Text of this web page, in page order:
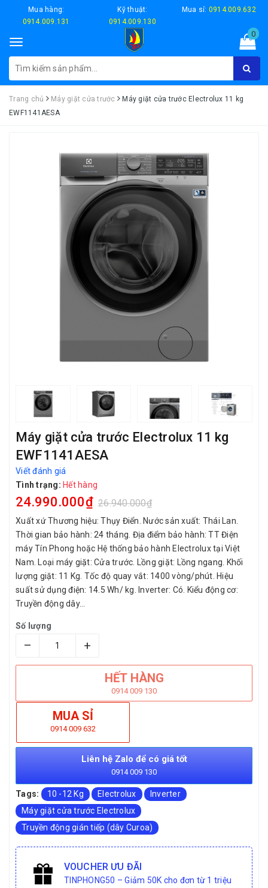
Mua hàng:
0914.009.131
Kỹ thuật:
0914.009.130
Mua sỉ: 0914.009.632
Toggle
navigation
0
Trang chủ Máy giặt cửa trước
Máy giặt cửa trước Electrolux 11 kg
EWF1141AESA
Máy giặt cửa trước Electrolux 11 kg
EWF1141AESA
Viết đánh giá
Tình trạng: Hết hàng
24.990.000₫ 26.940.000₫
Xuất xứ Thương hiệu: Thụy Điển. Nước sản xuất: Thái Lan.
Thời gian bảo hành: 24 tháng. Địa điểm bảo hành: TT Điện
máy Tín Phong hoặc Hệ thống bảo hành Electrolux tại Việt
Nam. Loại máy giặt: Cửa trước. Lồng giặt: Lồng ngang. Khối
lượng giặt: 11 Kg. Tốc độ quay vắt: 1400 vòng/phút. Hiệu
suất sử dụng điện: 14.5 Wh/ kg. Inverter: Có. Kiểu động cơ:
Truyền động dây...
Số lượng
– +
HẾT HÀNG
0914 009 130
MUA SỈ
0914 009 632
Liên hệ Zalo để có giá tốt
0914 009 130
Tags: 10 -12 Kg Electrolux
Inverter
Máy giặt cửa trước Electrolux
Truyền động gián tiếp (dây Curoa)
VOUCHER ƯU ĐÃI
TINPHONG50 – Giảm 50K cho đơn từ 1 triệu